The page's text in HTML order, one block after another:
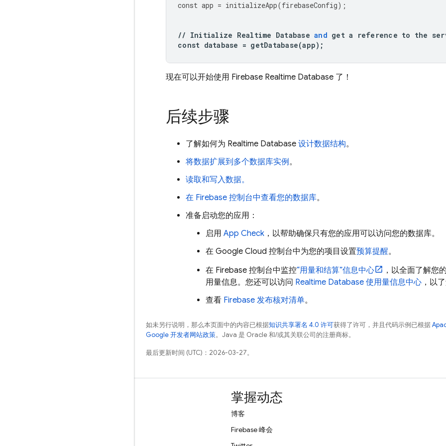
const app = initializeApp(firebaseConfig);
// Initialize Realtime Database and get a reference to the
const database = getDatabase(app);
现在可以开始使用 Firebase Realtime Database 了！
后续步骤
了解如何为 Realtime Database 设计数据结构。
将数据扩展到多个数据库实例。
读取和写入数据。
在 Firebase 控制台中查看您的数据库。
准备启动您的应用：
启用 App Check ，以帮助确保只有您的应用可以访问您的数据库。
在 Google Cloud 控制台中为您的项目设置预算提醒。
在 Firebase 控制台中监控“用量和结算”信息中心
，以全面了解您
用量信息。您还可以访问 Realtime Database 使用量信息中心 ，以
查看 Firebase 发布核对清单。
如未另行说明，那么本页面中的内容已根据知识共享署名 4.0 许可获得了许可，并且代码示例已根据
Google 开发者网站政策。Java 是 Oracle 和/或其关联公司的注册商标。
最后更新时间 (UTC)：2026-03-27。
掌握动态
博客
Firebase 峰会